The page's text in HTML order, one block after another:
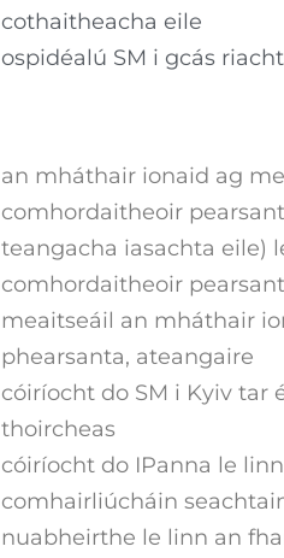
cothaitheacha eile
ospidéalú SM i gcás
an mháthair ionaid ag
comhordaitheoir
teangacha iasachta eile)
comhordaitheoir
meaitseáil an mháthair
phearsanta, ateangaire
cóiríocht do SM i Kyiv tar
thoircheas
cóiríocht do IPanna le
comhairliúcháin
nuabheirthe le linn an